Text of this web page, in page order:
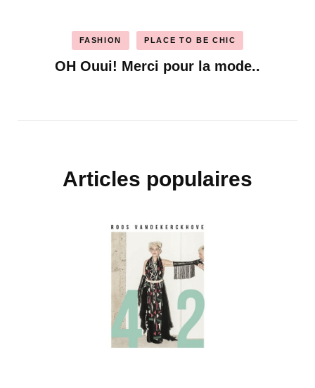
FASHION PLACE TO BE CHIC
OH Ouui! Merci pour la mode..
Articles populaires